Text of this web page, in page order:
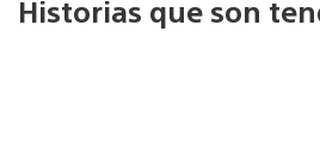
Historias que son